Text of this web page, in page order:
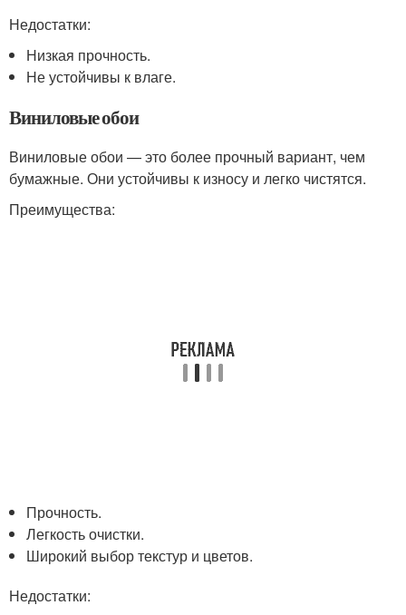
Недостатки:
Низкая прочность.
Не устойчивы к влаге.
Виниловые обои
Виниловые обои — это более прочный вариант, чем
бумажные. Они устойчивы к износу и легко чистятся.
Преимущества:
Прочность.
Легкость очистки.
Широкий выбор текстур и цветов.
Недостатки: